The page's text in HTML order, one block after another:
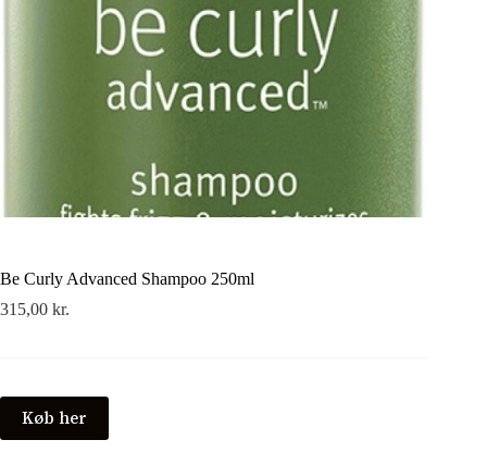
Be Curly Advanced Shampoo 250ml
315,00 kr.
Køb her